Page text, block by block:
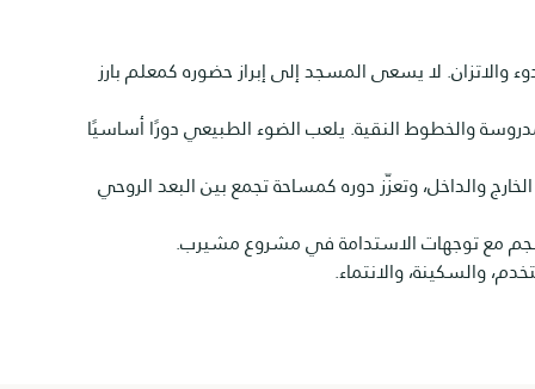
لا يسعى المسجد إلى إبراز حضوره كمعلم بارز
والخطوط النقية. يلعب الضوء الطبيعي دورًا أساسيًا
والداخل، وتعزّز دوره كمساحة تجمع بين البعد الروحي
ينسجم مع توجهات الاستدامة في مشروع مشيرب.
والسكينة، والانتماء.